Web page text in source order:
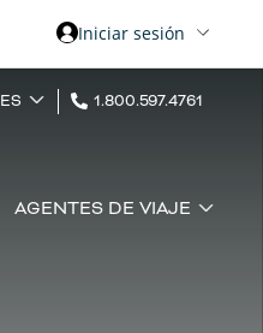
Iniciar sesión
ES 1.800.597.4761
AGENTES DE VIAJE